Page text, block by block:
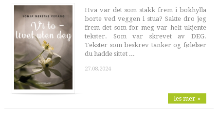
Hva var det som stakk frem i bokhylla
borte ved veggen i stua? Sakte dro jeg
frem det som for meg var helt ukjente
tekster. Som var skrevet av DEG.
Tekster som beskrev tanker og følelser
du hadde sittet ...
27.08.2024
les mer »